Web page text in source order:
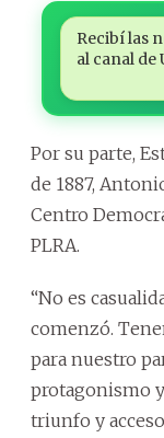
Recibí las
al canal de
Por su parte,
de 1887,
Centro
PLRA.
“No es
comenzó.
para nuestro
protagonismo
triunfo y